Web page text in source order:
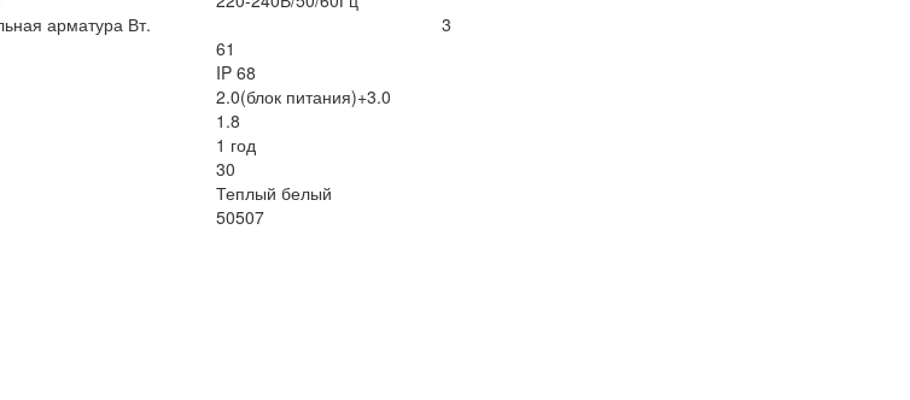
арматура Вт.
3
61
IP 68
2.0(блок питания)+3.0
1.8
1 год
30
Теплый белый
50507